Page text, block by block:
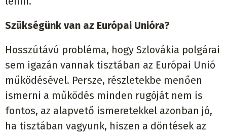
Szükségünk van az Európai Unióra?
Hosszútávú probléma, hogy Szlovákia polgárai
sem igazán vannak tisztában az Európai Unió
működésével. Persze, részletekbe menően
ismerni a működés minden rugóját nem is
fontos, az alapvető ismeretekkel azonban jó,
ha tisztában vagyunk, hiszen a döntések az